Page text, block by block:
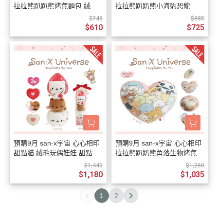
拉拉熊趴趴熊烤焦麵包 絨毛
玩偶吊飾愛心鑰匙圈 10選1$745
$610
拉拉熊趴趴熊小海豹恐龍 絨
毛娃娃玩偶抱愛心枕頭 4選1
$885
$725
預購9月 san-x宇宙 心心相印
甜點貓 絨毛玩偶娃娃 甜點塔
$1,440
$1,180
預購9月 san-x宇宙 心心相印
拉拉熊趴趴熊角落生物烤焦麵
包 愛心絨毛抱枕 超好摸$1,260
$1,035
1 2